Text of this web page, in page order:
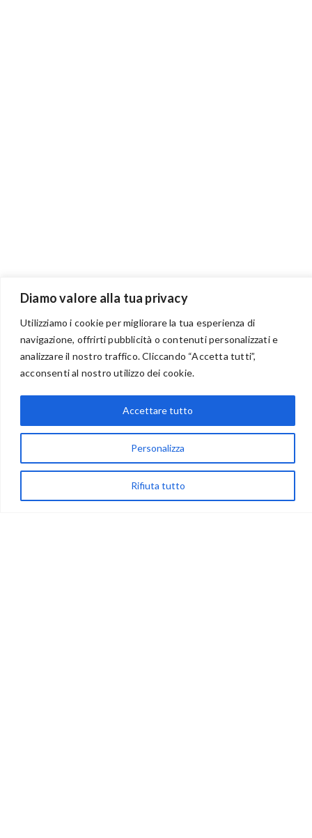
Diamo valore alla tua privacy
Utilizziamo i cookie per migliorare la tua esperienza di
navigazione, offrirti pubblicità o contenuti personalizzati e
analizzare il nostro traffico. Cliccando “Accetta tutti”,
acconsenti al nostro utilizzo dei cookie.
Personalizza
Rifiuta tutto
Accettare tutto
BENVENUTI NEL PORTALE RIVENDITORI
via Acqua delle Noci 12
83024 Monteforte Irpino (AV)
(+39) 081-7777233